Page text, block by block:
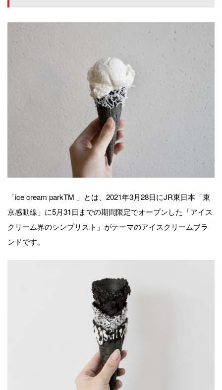
「ice cream parkTM 」とは、2021年3月28日にJR東日本「東
京感動線」に5月31日までの期間限定でオープンした「アイス
クリーム界のシンプリスト」がテーマのアイスクリームブラ
ンドです。